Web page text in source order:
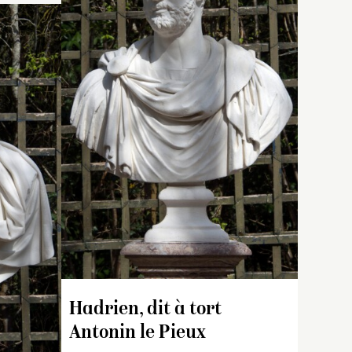
belles…
Inventaire de 1707 : « Un
buste de marbre blanc, de
deux pieds quatre pouces,
représentant Annibal de
Cartage ayant un casque
en teste et les épaules
couvertes d’une draperie
par-dessus un corselet,
posé sur un pied d’ouche;
ledit buste copié d’après
l’antique ».
Inventaire de 1722 : « Un
buste vêtu à la romaine
dont le manteau, qui est
Hadrien, dit à tort
Antonin le Pieux
la